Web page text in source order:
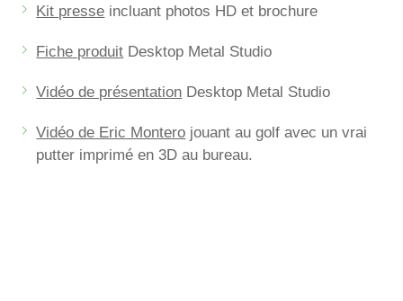
Kit presse incluant photos HD et brochure
Fiche produit Desktop Metal Studio
Vidéo de présentation Desktop Metal Studio
Vidéo de Eric Montero jouant au golf avec un vrai
putter imprimé en 3D au bureau.